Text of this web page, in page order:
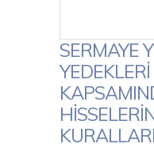
SERMAYE
KURALLARI